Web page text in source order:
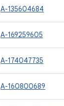
A-135604684
A-169259605
A-174047735
A-160800689